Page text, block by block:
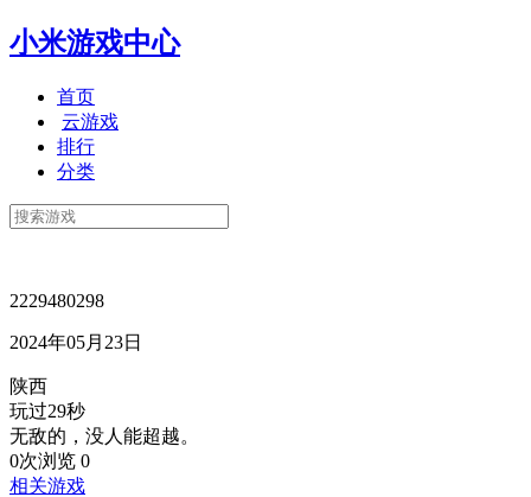
小米游戏中心
首页
云游戏
排行
分类
2229480298
2024年05月23日
陕西
玩过29秒
无敌的，没人能超越。
0次浏览 0
相关游戏